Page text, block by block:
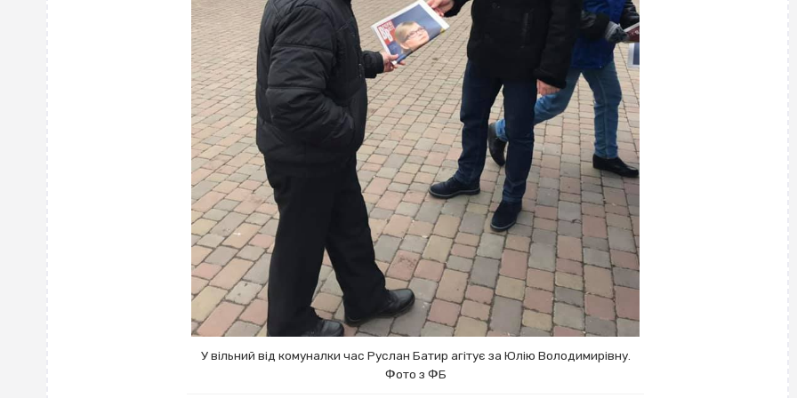
У вільний від комуналки час Руслан Батир агітує за Юлію Володимирівну.
Фото з ФБ